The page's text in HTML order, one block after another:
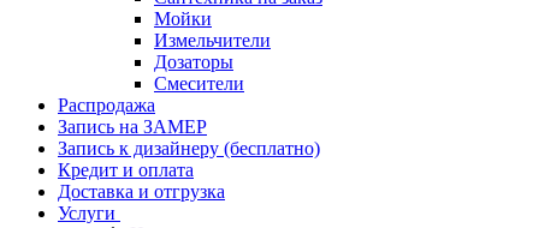
Мойки
Измельчители
Дозаторы
Смесители
Распродажа
Запись на ЗАМЕР
Запись к дизайнеру (бесплатно)
Кредит и оплата
Доставка и отгрузка
Услуги